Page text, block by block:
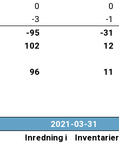
0 0
-3 -1
-95 -31
102 12
96 11
2021-03-31
Inredning i
Inventarier